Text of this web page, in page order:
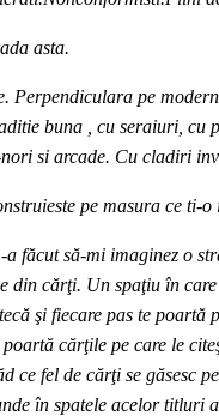
asta.
Perpendiculara pe
buna , cu seraiuri, cu
si arcade. Cu cladiri
pe masura ce ti-o
a făcut să-mi imaginez o
din cărţi. Un spaţiu în
şi fiecare pas te poartă
cărţile pe care le
ce fel de cărţi se găsesc
în spatele acelor titluri